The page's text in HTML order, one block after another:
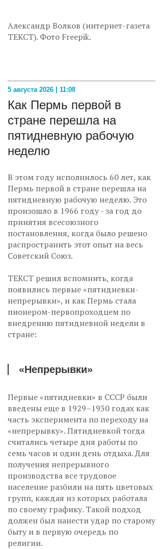
Александр Волков (интернет-газета
ТЕКСТ). Фото Freepik.
5 августа 2026 | 11:08
Как Пермь первой в
стране перешла на
пятидневную рабочую
неделю
В этом году исполнилось 60 лет, как
Пермь первой в стране перешла на
пятидневную рабочую неделю. Это
произошло в 1966 году - за год до
принятия всесоюзного
постановления, когда было решено
распространить этот опыт на весь
Советский Союз.
ТЕКСТ решил вспомнить, когда
появились первые «пятидневки-
непрерывки», и как Пермь стала
пионером-первопроходцем по
внедрению пятидневной недели в
стране:
«Непрерывки»
Первые «пятидневки» в СССР были
введены еще в 1929–1930 годах как
часть эксперимента по переходу на
«непрерывку». Пятидневкой тогда
считались четыре дня работы по
семь часов и один день отдыха. Для
получения непрерывного
производства все трудовое
население разбили на пять цветовых
групп, каждая из которых работала
по своему графику. Такой подход
должен был нанести удар по старому
быту и в первую очередь по
религии.